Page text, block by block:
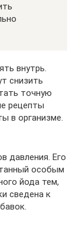
внутрь.
снизить
точную
рецепты
в организме.
давления. Его
особым
йода тем,
сведена к